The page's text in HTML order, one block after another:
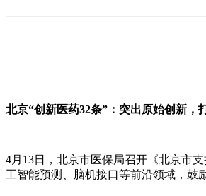
北京“创新医药32条”：突出原始创新，
4月13日，北京市医保局召开《北京市
工智能预测、脑机接口等前沿领域，鼓